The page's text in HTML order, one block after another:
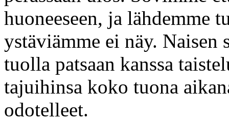
huoneeseen, ja lähdemme
ystäviämme ei näy.
tuolla patsaan kanssa
tajuihinsa koko tuona
odotelleet.